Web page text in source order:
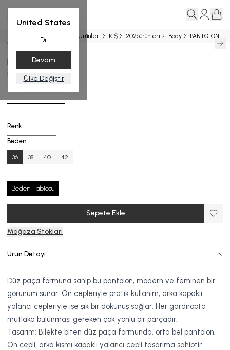
United States
Dil
Devam
Ülke Değiştir
Ana Sayfa Entegrasyon Ürünleri KIŞ 2026ürünleri Body PANTOLON
PANTOLON
₺ 14,999.00
KPA.8001-26_R132_36
Renk
Beden
36 38 40 42
Beden Tablosu
Sepete Ekle
Mağaza Stokları
Ürün Detayı
Düz paça formuna sahip bu pantolon, modern ve feminen bir
görünüm sunar. Ön cepleriyle pratik kullanım, arka kapaklı
yalancı cepleriyle ise şık bir dokunuş sağlar. Her gardıropta
mutlaka bulunması gereken çok yönlü bir parçadır.
Tasarım: Bilekte biten düz paça formunda, orta bel pantolon.
Ön cepli, arka kısmı kapaklı yalancı cepli tasarıma sahiptir.